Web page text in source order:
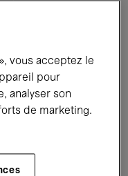
Music
vous acceptez le
pour
analyser son
de marketing.